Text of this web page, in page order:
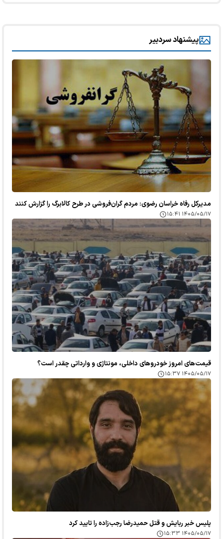
پیشنهاد سردبیر
مدیرکل رفاه خراسان رضوی: مردم گران‌فروشی در طرح کالابرگ را گزارش کنند
۱۴۰۵/۰۵/۱۷ ۱۵:۴۱
قیمت‌های امروز خودرو‌های داخلی، مونتاژی و وارداتی چقدر است؟
۱۴۰۵/۰۵/۱۷ ۱۵:۳۷
پلیس خبر ربایش و قتل حمیدرضا رجب‌زاده را تایید کرد
۱۴۰۵/۰۵/۱۷ ۱۵:۳۳